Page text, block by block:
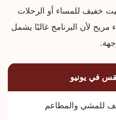
خفيف للمساء أو الرحلات
لأن البرنامج غالبًا يشمل
في يونيو
للمشي والمطاعم